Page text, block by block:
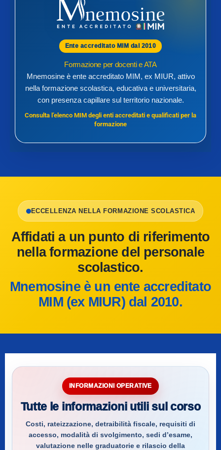
Ente accreditato MIM dal 2010
Formazione per docenti e ATA
Mnemosine è ente accreditato MIM, ex MIUR, attivo
nella formazione scolastica, educativa e universitaria,
con presenza capillare sul territorio nazionale.
Consulta l’elenco MIM degli enti accreditati e qualificati per la
formazione
ECCELLENZA NELLA FORMAZIONE SCOLASTICA
Affidati a un punto di riferimento
nella formazione del personale
scolastico.
Mnemosine è un ente accreditato
MIM (ex MIUR) dal 2010.
INFORMAZIONI OPERATIVE
Tutte le informazioni utili sul corso
Costi, rateizzazione, detraibilità fiscale, requisiti di
accesso, modalità di svolgimento, sedi d’esame,
valutazione nelle graduatorie e rilascio della